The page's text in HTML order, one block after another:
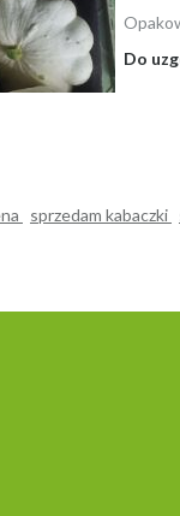
Do
sprzedam kabaczki